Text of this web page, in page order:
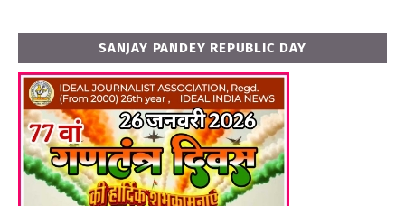
SANJAY PANDEY REPUBLIC DAY